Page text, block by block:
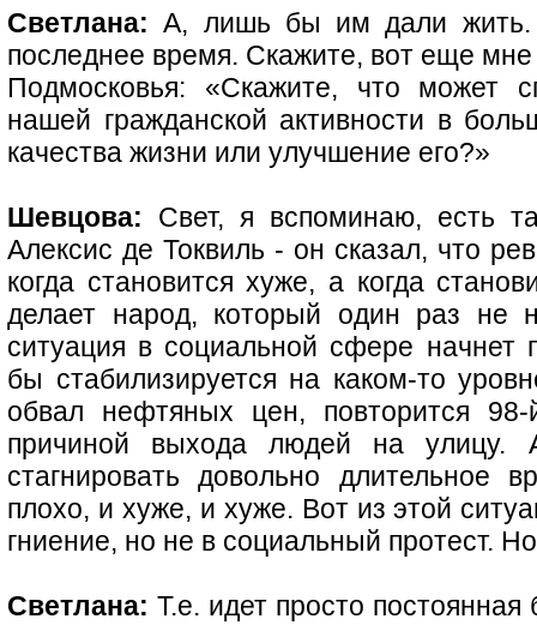
Светлана: А, лишь бы им дали жить.
последнее время. Скажите, вот еще
Подмосковья: «Скажите, что может
нашей гражданской активности в
качества жизни или улучшение его?»
Шевцова: Свет, я вспоминаю, есть
Алексис де Токвиль - он сказал, что
когда становится хуже, а когда
делает народ, который один раз не
ситуация в социальной сфере начнет
бы стабилизируется на каком-то
обвал нефтяных цен, повторится
причиной выхода людей на улицу.
стагнировать довольно длительное
плохо, и хуже, и хуже. Вот из этой
гниение, но не в социальный протест.
Светлана: Т.е. идет просто